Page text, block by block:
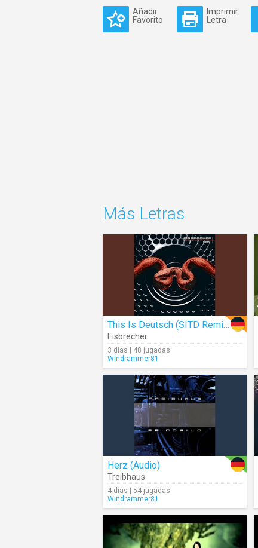
Añadir
Favorito
Imprimir
Letra
Más Letras
This Is Deutsch (SITD Remix) (Audio)
Eisbrecher
3 días | 48 jugadas
Windrammer81
Herz (Audio)
Treibhaus
4 días | 54 jugadas
Windrammer81